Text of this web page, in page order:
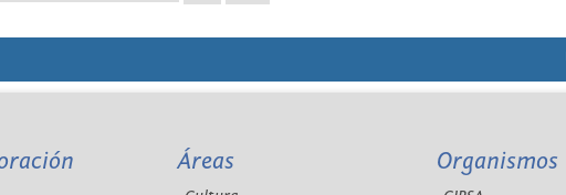
Áreas Organismos